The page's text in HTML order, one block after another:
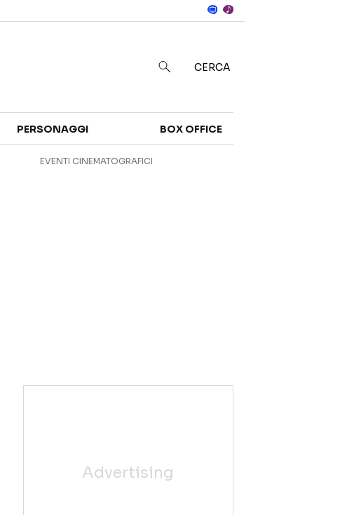
CURIOSITÀ
CERCA
PERSONAGGI BOX OFFICE
EVENTI CINEMATOGRAFICI